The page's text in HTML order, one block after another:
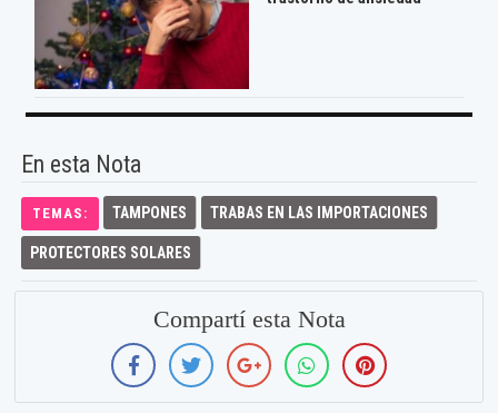
En esta Nota
TEMAS: TAMPONES TRABAS EN LAS IMPORTACIONES
PROTECTORES SOLARES
Compartí esta Nota